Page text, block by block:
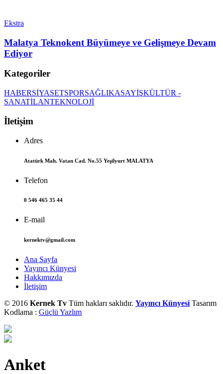
Ekstra
Malatya Teknokent Büyümeye ve Gelişmeye Devam
Ediyor
Kategoriler
HABERSİYASETSPORSAĞLIKASAYİŞKÜLTÜR -
SANATİLANTEKNOLOJİ
İletişim
Adres
Atatürk Mah. Vatan Cad. No.55 Yeşilyurt MALATYA
Telefon
0 546 465 35 44
E-mail
kernektv@gmail.com
Ana Sayfa
Yayıncı Künyesi
Hakkımızda
İletişim
© 2016 Kernek Tv Tüm hakları saklıdır. Yayıncı Künyesi Tasarım
Kodlama : Güçlü Yazlım
Anket